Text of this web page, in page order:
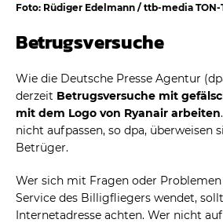
Foto: Rüdiger Edelmann / ttb-media TON-
Betrugsversuche
Wie die Deutsche Presse Agentur
derzeit Betrugsversuche mit
mit dem Logo von Ryanair arbeiten
nicht aufpassen, so dpa, überweisen
Betrüger.
Wer sich mit Fragen oder
Service des Billigfliegers wendet,
Internetadresse achten. Wer nicht